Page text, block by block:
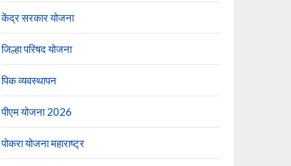
केंद्र सरकार योजना
जिल्हा परिषद योजना
पिक व्यवस्थापन
पीएम योजना 2026
पोकरा योजना महाराष्ट्र